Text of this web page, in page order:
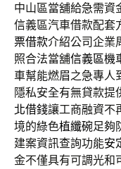
中山區當舖給急需資
信義區汽車借款配套
票借款介紹公司企業
照合法當舖信義區機
車幫能燃眉之急專人
隱私安全有無貸款提
北借錢讓工商融資不
境的綠色植纖碗足夠
建案資訊查詢功能安
金不僅具有可調光和